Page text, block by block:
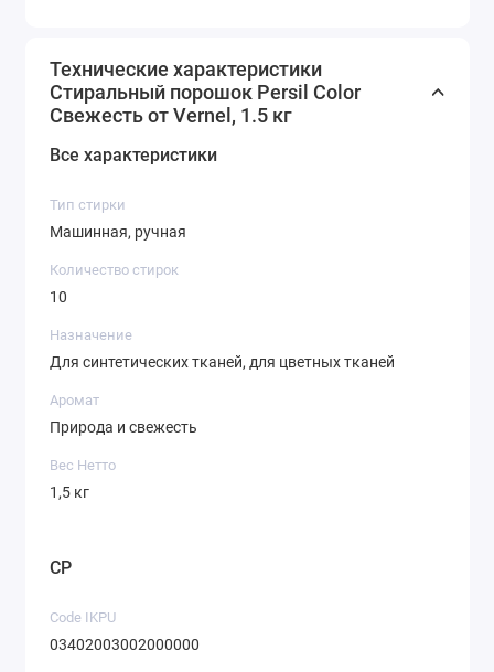
Технические характеристики
Стиральный порошок Persil Color
Свежесть от Vernel, 1.5 кг
Все характеристики
Тип стирки
Машинная, ручная
Количество стирок
10
Назначение
Для синтетических тканей, для цветных тканей
Аромат
Природа и свежесть
Вес Нетто
1,5 кг
CP
Code IKPU
03402003002000000